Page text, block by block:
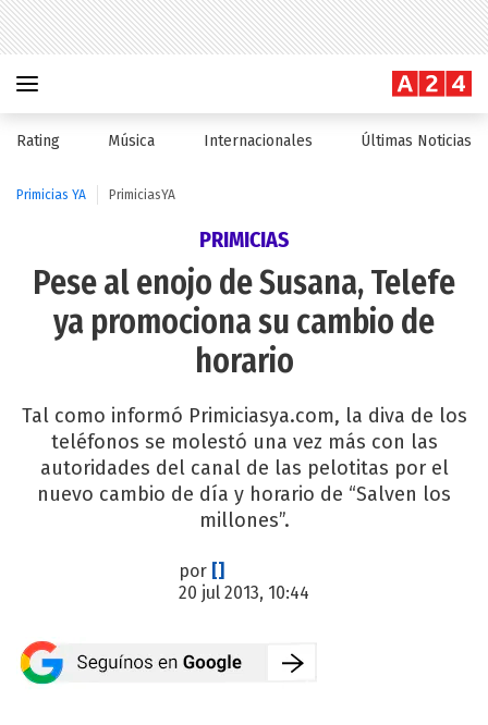
Rating Música Internacionales Últimas Noticias
Primicias YA PrimiciasYA
PRIMICIAS
Pese al enojo de Susana, Telefe
ya promociona su cambio de
horario
Tal como informó Primiciasya.com, la diva de los
teléfonos se molestó una vez más con las
autoridades del canal de las pelotitas por el
nuevo cambio de día y horario de “Salven los
millones”.
por []
20 jul 2013, 10:44